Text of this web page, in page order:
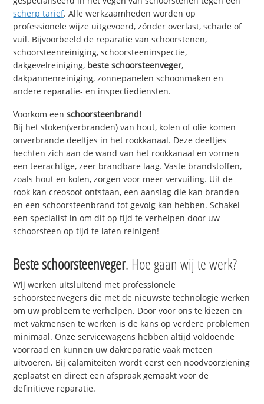
scherp tarief. Alle werkzaamheden worden op
professionele wijze uitgevoerd, zónder overlast, schade of
vuil. Bijvoorbeeld de reparatie van schoorstenen,
schoorsteenreiniging, schoorsteeninspectie,
dakgevelreiniging, beste schoorsteenveger,
dakpannenreiniging, zonnepanelen schoonmaken en
andere reparatie- en inspectiediensten.
Voorkom eenschoorsteenbrand!
Bij het stoken(verbranden) van hout, kolen of olie komen
onverbrande deeltjes in het rookkanaal. Deze deeltjes
hechten zich aan de wand van het rookkanaal en vormen
een teerachtige, zeer brandbare laag. Vaste brandstoffen,
zoals hout en kolen, zorgen voor meer vervuiling. Uit de
rook kan creosoot ontstaan, een aanslag die kan branden
en een schoorsteenbrand tot gevolg kan hebben. Schakel
een specialist in om dit op tijd te verhelpen door uw
schoorsteen op tijd te laten reinigen!
Beste schoorsteenveger. Hoe gaan wij te werk?
Wij werken uitsluitend met professionele
schoorsteenvegers die met de nieuwste technologie werken
om uw probleem te verhelpen. Door voor ons te kiezen en
met vakmensen te werken is de kans op verdere problemen
minimaal. Onze servicewagens hebben altijd voldoende
voorraad en kunnen uw dakreparatie vaak meteen
uitvoeren. Bij calamiteiten wordt eerst een noodvoorziening
geplaatst en direct een afspraak gemaakt voor de
definitieve reparatie.